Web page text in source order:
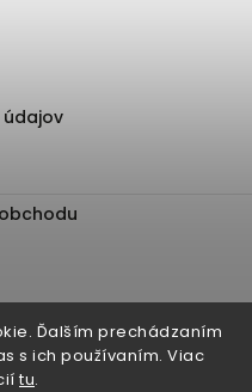
Ďalším prechádzaním
s ich používaním. Viac
tu.
údajov